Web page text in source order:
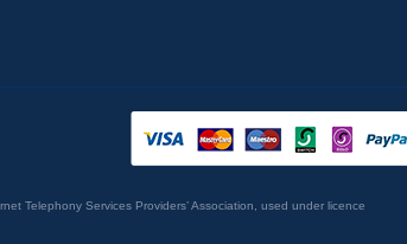
Telephony Services Providers’ Association, used under licence